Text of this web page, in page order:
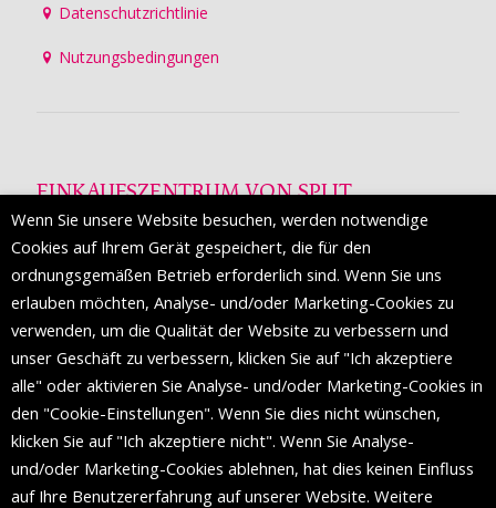
Datenschutzrichtlinie
Nutzungsbedingungen
EINKAUFSZENTRUM VON SPLIT
ist ein prestigeträchtiges Einkaufsziel mit
etwa 200 Einzelhandelsmarken und einer Reihe von
Weltmodemarken, die zum ersten Mal in Split erscheinen.
FOLGEN SIE UNS
Wenn Sie unsere Website besuchen, werden notwendige
Cookies auf Ihrem Gerät gespeichert, die für den
ordnungsgemäßen Betrieb erforderlich sind. Wenn Sie uns
erlauben möchten, Analyse- und/oder Marketing-Cookies zu
verwenden, um die Qualität der Website zu verbessern und
unser Geschäft zu verbessern, klicken Sie auf "Ich akzeptiere
alle" oder aktivieren Sie Analyse- und/oder Marketing-Cookies in
den "Cookie-Einstellungen". Wenn Sie dies nicht wünschen,
klicken Sie auf "Ich akzeptiere nicht". Wenn Sie Analyse-
und/oder Marketing-Cookies ablehnen, hat dies keinen Einfluss
auf Ihre Benutzererfahrung auf unserer Website. Weitere